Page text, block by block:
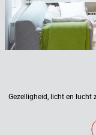
Gezelligheid, licht en